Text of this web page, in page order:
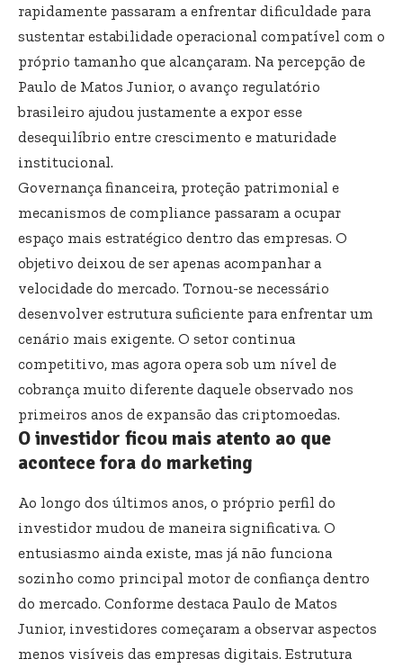
rapidamente passaram a enfrentar dificuldade para
sustentar estabilidade operacional compatível com o
próprio tamanho que alcançaram. Na percepção de
Paulo de Matos Junior, o avanço regulatório
brasileiro ajudou justamente a expor esse
desequilíbrio entre crescimento e maturidade
institucional.
Governança financeira, proteção patrimonial e
mecanismos de compliance passaram a ocupar
espaço mais estratégico dentro das empresas. O
objetivo deixou de ser apenas acompanhar a
velocidade do mercado. Tornou-se necessário
desenvolver estrutura suficiente para enfrentar um
cenário mais exigente. O setor continua
competitivo, mas agora opera sob um nível de
cobrança muito diferente daquele observado nos
primeiros anos de expansão das criptomoedas.
O investidor ficou mais atento ao que
acontece fora do marketing
Ao longo dos últimos anos, o próprio perfil do
investidor mudou de maneira significativa. O
entusiasmo ainda existe, mas já não funciona
sozinho como principal motor de confiança dentro
do mercado. Conforme destaca Paulo de Matos
Junior, investidores começaram a observar aspectos
menos visíveis das empresas digitais. Estrutura